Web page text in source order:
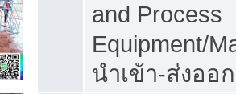
and Process
Equipment/
นำเข้า-ส่งอ